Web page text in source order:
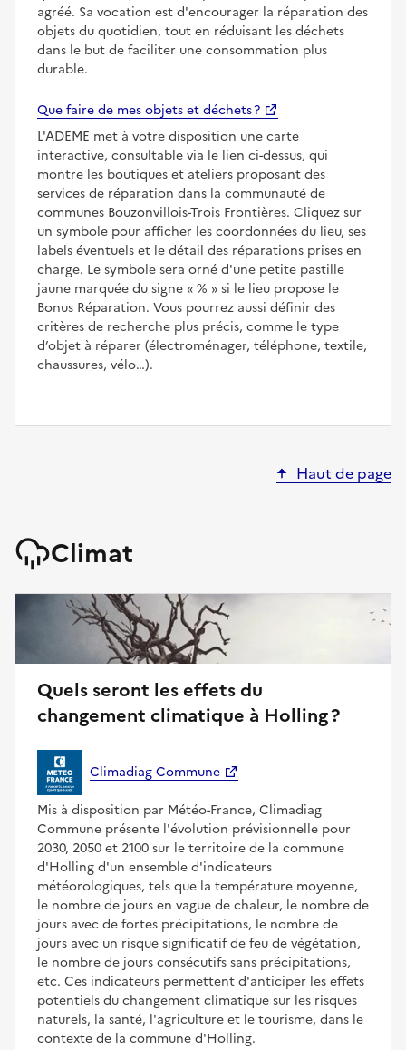
agréé. Sa vocation est d'encourager la réparation des
objets du quotidien, tout en réduisant les déchets
dans le but de faciliter une consommation plus
durable.
Que faire de mes objets et déchets ?
L'ADEME met à votre disposition une carte
interactive, consultable via le lien ci-dessus, qui
montre les boutiques et ateliers proposant des
services de réparation dans la communauté de
communes Bouzonvillois-Trois Frontières. Cliquez sur
un symbole pour afficher les coordonnées du lieu, ses
labels éventuels et le détail des réparations prises en
charge. Le symbole sera orné d'une petite pastille
jaune marquée du signe
%
si le lieu propose le
Bonus Réparation. Vous pourrez aussi définir des
critères de recherche plus précis, comme le type
d’objet à réparer (électroménager, téléphone, textile,
chaussures, vélo…).
Haut de page
Climat
Quels seront les effets du
changement climatique à Holling ?
Climadiag Commune
Mis à disposition par Météo-France, Climadiag
Commune présente l'évolution prévisionnelle pour
2030, 2050 et 2100 sur le territoire de la commune
d'Holling d'un ensemble d'indicateurs
météorologiques, tels que la température moyenne,
le nombre de jours en vague de chaleur, le nombre de
jours avec de fortes précipitations, le nombre de
jours avec un risque significatif de feu de végétation,
le nombre de jours consécutifs sans précipitations,
etc. Ces indicateurs permettent d'anticiper les effets
potentiels du changement climatique sur les risques
naturels, la santé, l'agriculture et le tourisme, dans le
contexte de la commune d'Holling.